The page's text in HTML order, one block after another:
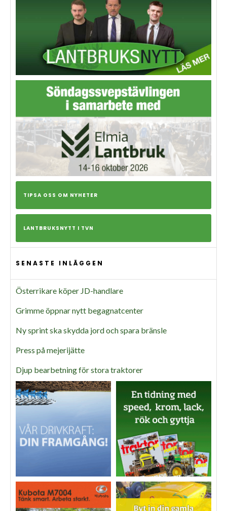
TIPSA OSS OM NYHETER
LANTBRUKSNYTT I TVN
SENASTE INLÄGGEN
Österrikare köper JD-handlare
Grimme öppnar nytt begagnatcenter
Ny sprint ska skydda jord och spara bränsle
Press på mejerijätte
Djup bearbetning för stora traktorer